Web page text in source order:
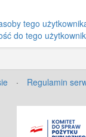
tego
do tego
· Regulamin